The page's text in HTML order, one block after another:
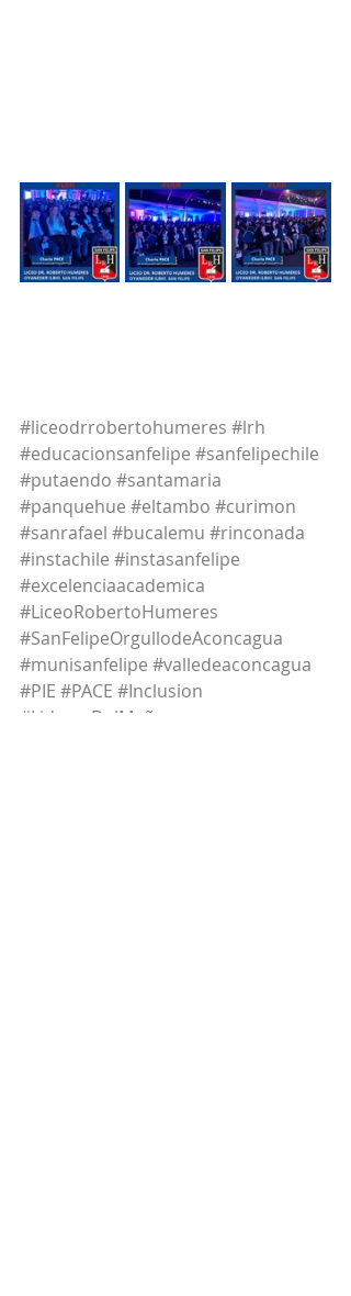
#liceodrrobertohumeres #lrh
#educacionsanfelipe #sanfelipechile
#putaendo #santamaria
#panquehue #eltambo #curimon
#sanrafael #bucalemu #rinconada
#instachile #instasanfelipe
#excelenciaacademica
#LiceoRobertoHumeres
#SanFelipeOrgullodeAconcagua
#munisanfelipe #valledeaconcagua
#PIE #PACE #Inclusion
#LideresDelMañana